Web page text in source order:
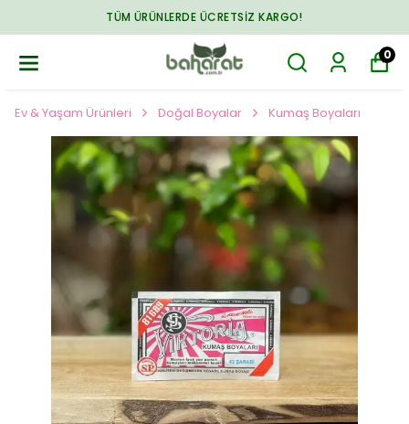
TÜM ÜRÜNLERDE ÜCRETSIZ KARGO!
0
Ev & Yaşam Ürünleri Doğal Boyalar Kumaş Boyaları